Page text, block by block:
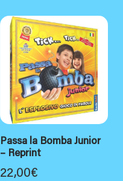
Passa la Bomba Junior
– Reprint
22,00€